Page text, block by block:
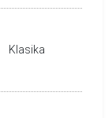
Klasika